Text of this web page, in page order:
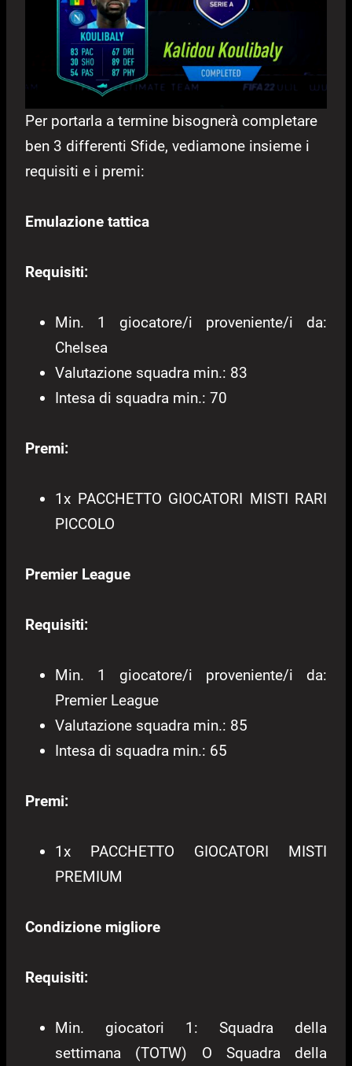
Per portarla a termine bisognerà completare
ben 3 differenti Sfide, vediamone insieme i
requisiti e i premi:
Emulazione tattica
Requisiti:
Min. 1 giocatore/i proveniente/i da:
Chelsea
Valutazione squadra min.: 83
Intesa di squadra min.: 70
Premi:
1x PACCHETTO GIOCATORI MISTI RARI
PICCOLO
Premier League
Requisiti:
Min. 1 giocatore/i proveniente/i da:
Premier League
Valutazione squadra min.: 85
Intesa di squadra min.: 65
Premi:
1x PACCHETTO GIOCATORI MISTI
PREMIUM
Condizione migliore
Requisiti:
Min. giocatori 1: Squadra della
settimana (TOTW) O Squadra della